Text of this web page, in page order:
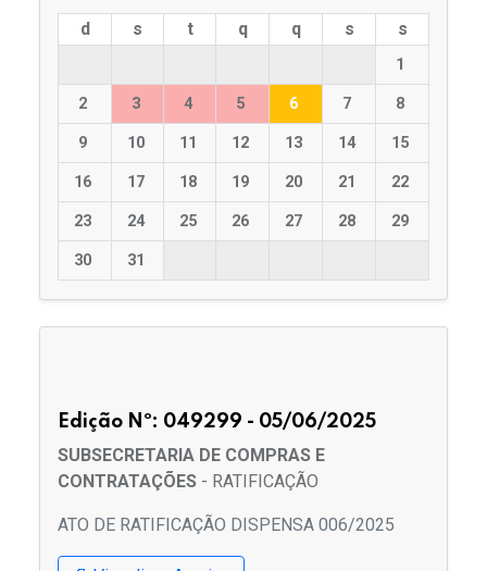
d s t q q s s
1
2 3 4 5 6 7 8
9 10 11 12 13 14 15
16 17 18 19 20 21 22
23 24 25 26 27 28 29
30 31
Edição Nº: 049299 - 05/06/2025
SUBSECRETARIA DE COMPRAS E
CONTRATAÇÕES - RATIFICAÇÃO
ATO DE RATIFICAÇÃO DISPENSA 006/2025